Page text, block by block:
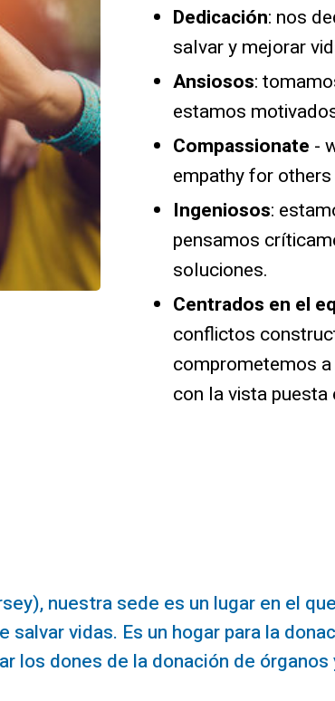
Dedicación: nos
salvar y mejorar
Ansiosos:
estamos
Compassionate -
empathy for
Ingeniosos:
pensamos
soluciones.
Centrados en el
conflictos
comprometemos
con la vista
nuestra sede es un lugar en el
vidas. Es un hogar para la
los dones de la donación de